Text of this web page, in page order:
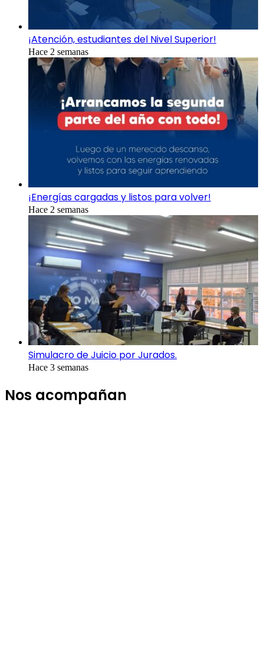
¡Atención, estudiantes del Nivel Superior!
Hace 2 semanas
¡Energías cargadas y listos para volver!
Hace 2 semanas
Simulacro de Juicio por Jurados.
Hace 3 semanas
Nos acompañan